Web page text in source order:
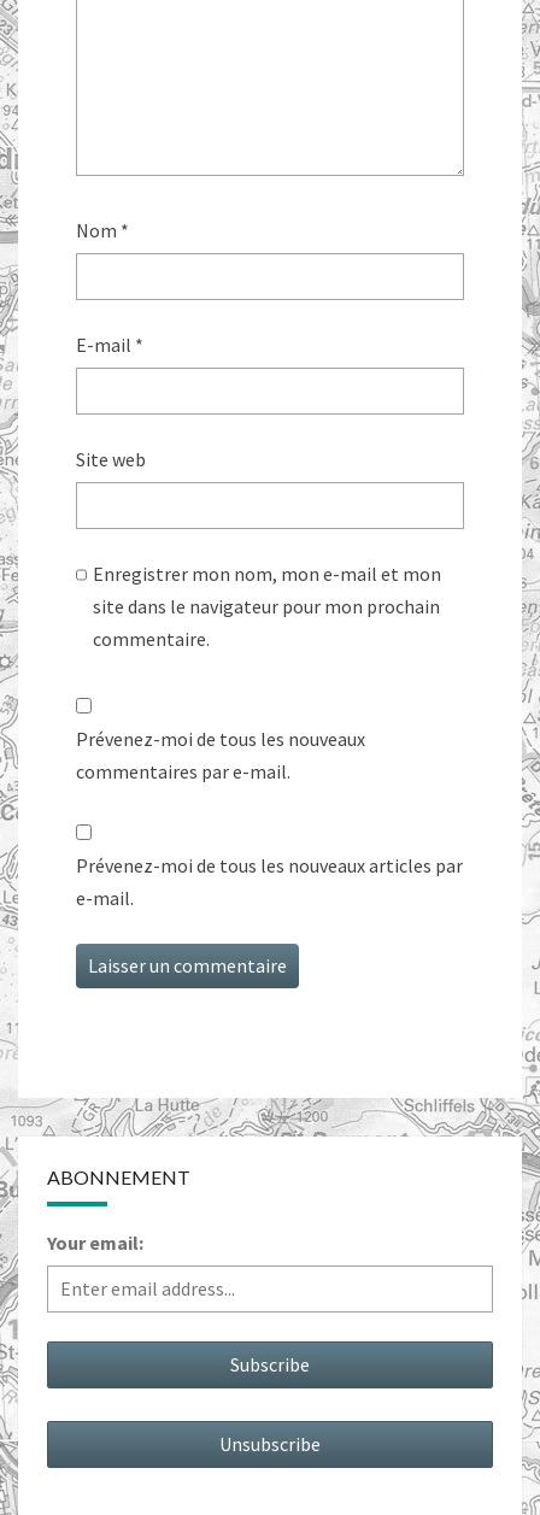
Nom *
E-mail *
Site web
Enregistrer mon nom, mon e-mail et mon
site dans le navigateur pour mon prochain
commentaire.
Prévenez-moi de tous les nouveaux
commentaires par e-mail.
Prévenez-moi de tous les nouveaux articles par
e-mail.
ABONNEMENT
Your email: